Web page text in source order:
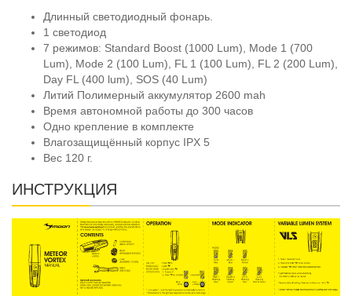
Длинный светодиодный фонарь.
1 светодиод
7 режимов: Standard Boost (1000 Lum), Mode 1 (700
Lum), Mode 2 (100 Lum), FL 1 (100 Lum), FL 2 (200 Lum),
Day FL (400 lum), SOS (40 Lum)
Литий Полимерный аккумулятор 2600 mah
Время автономной работы до 300 часов
Одно крепление в комплекте
Влагозащищённый корпус IPX 5
Вес 120 г.
ИНСТРУКЦИЯ